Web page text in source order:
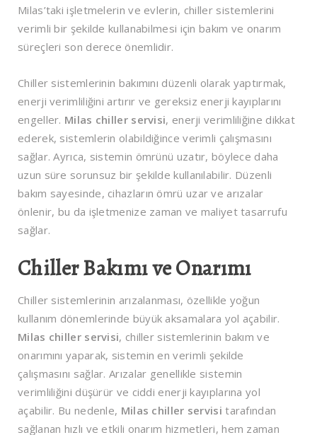
Milas’taki işletmelerin ve evlerin, chiller sistemlerini
verimli bir şekilde kullanabilmesi için bakım ve onarım
süreçleri son derece önemlidir.
Chiller sistemlerinin bakımını düzenli olarak yaptırmak,
enerji verimliliğini artırır ve gereksiz enerji kayıplarını
engeller. Milas chiller servisi, enerji verimliliğine dikkat
ederek, sistemlerin olabildiğince verimli çalışmasını
sağlar. Ayrıca, sistemin ömrünü uzatır, böylece daha
uzun süre sorunsuz bir şekilde kullanılabilir. Düzenli
bakım sayesinde, cihazların ömrü uzar ve arızalar
önlenir, bu da işletmenize zaman ve maliyet tasarrufu
sağlar.
Chiller Bakımı ve Onarımı
Chiller sistemlerinin arızalanması, özellikle yoğun
kullanım dönemlerinde büyük aksamalara yol açabilir.
Milas chiller servisi, chiller sistemlerinin bakım ve
onarımını yaparak, sistemin en verimli şekilde
çalışmasını sağlar. Arızalar genellikle sistemin
verimliliğini düşürür ve ciddi enerji kayıplarına yol
açabilir. Bu nedenle, Milas chiller servisi tarafından
sağlanan hızlı ve etkili onarım hizmetleri, hem zaman